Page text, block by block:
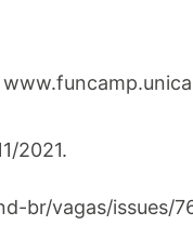
2021.
br/vagas/issues/